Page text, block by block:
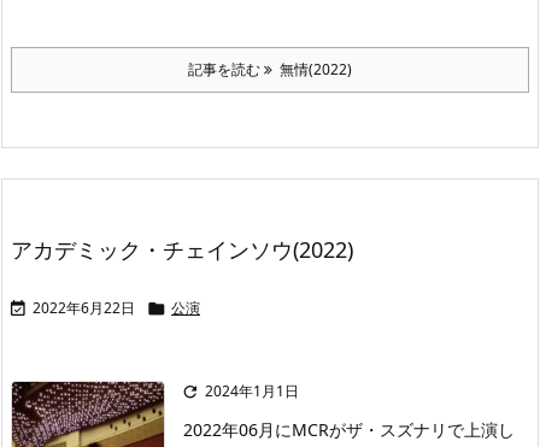
記事を読む 無情(2022)
アカデミック・チェインソウ(2022)
 2022年6月22日  公演
 2024年1月1日
2022年06月にMCRがザ・スズナリで上演し